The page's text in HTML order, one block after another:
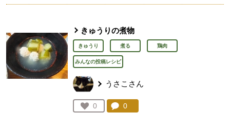
きゅうりの煮物
きゅうり 煮る 鶏肉
みんなの投稿レシピ
うさこさん
お気に入り登録：
0
人が登録
コメント：
0